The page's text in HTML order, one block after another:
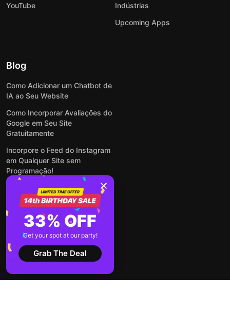
YouTube
Indústrias
Upcoming Apps
Blog
Como Adicionar um Chatbot de
IA ao Seu Website
Como Incorporar Avaliações do
Google em Seu Site
Gratuitamente
Incorpore o Feed do Instagram
em Qualquer Site sem
Programação!
Como Incorporar Formulários
em Qualquer Site Online e
Gratuitamente
Como Criar Formulário para
WordPress: Simples e Rápido
Ver todas publicações
33% OFF
Get your spot at our party!
Grab The Deal